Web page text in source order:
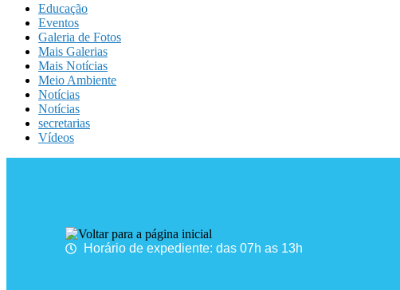
Educação
Eventos
Galeria de Fotos
Mais Galerias
Mais Notícias
Meio Ambiente
Notícias
Notícias
secretarias
Vídeos
Horário de expediente: das 07h as 13h